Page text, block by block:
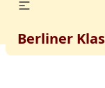
Berliner